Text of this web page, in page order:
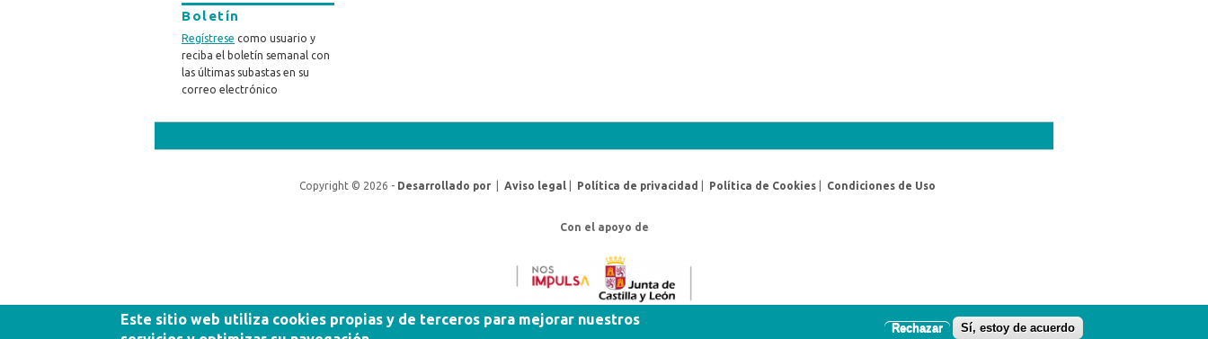
Boletín
Regístrese como usuario y
reciba el boletín semanal con
las últimas subastas en su
correo electrónico
Copyright © 2026 - Desarrollado por| Aviso legal Política de privacidad Política de Cookies| Condiciones de Uso
Con el apoyo de
Este sitio web utiliza cookies propias y de terceros para mejorar nuestros
Rechazar Sí, estoy de acuerdo